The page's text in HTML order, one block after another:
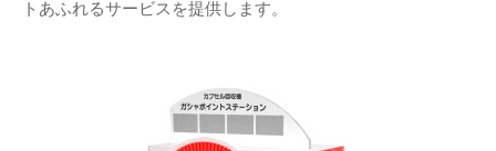
トあふれるサービスを提供します。